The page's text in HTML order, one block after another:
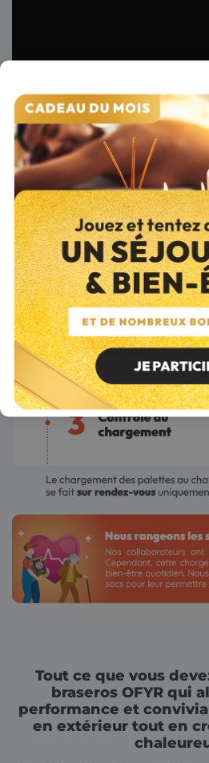
Tout ce que vous
braseros OFYR qui
performance et
en extérieur tout en